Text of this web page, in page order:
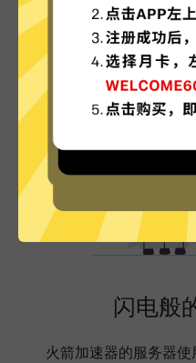
火箭加
闪电般
火箭加速器的服务器